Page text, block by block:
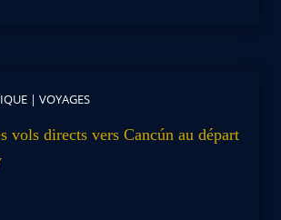
| VOYAGES
vols directs vers Cancún au départ